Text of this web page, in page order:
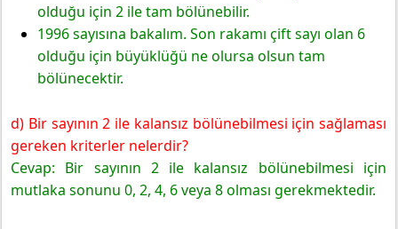
olduğu için 2 ile tam bölünebilir.
1996 sayısına bakalım. Son rakamı çift sayı olan 6
olduğu için büyüklüğü ne olursa olsun tam
bölünecektir.
d) Bir sayının 2 ile kalansız bölünebilmesi için sağlaması
gereken kriterler nelerdir?
Cevap: Bir sayının 2 ile kalansız bölünebilmesi için
mutlaka sonunu 0, 2, 4, 6 veya 8 olması gerekmektedir.